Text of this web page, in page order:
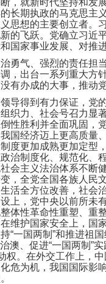
长期执政的马克思
思想的主要创立者
的飞跃。党确立习
家事业发展、对推
勇气、强烈的责任
，出台一系列重大
办成的大事，推动
导得到有力保证，
力、社会号召力
性胜利并全面巩固
国经济迈上更高质
更加成熟更加定
治制度化、规范化
会主义法治体系不
，全党全国各族人
活全方位改善，社
上，党中央以前所
体性革命性重塑、
维护国家安全上，
一国两制”和推进祖
、促进“一国两制”
。在外交工作上，
危为机，我国国际